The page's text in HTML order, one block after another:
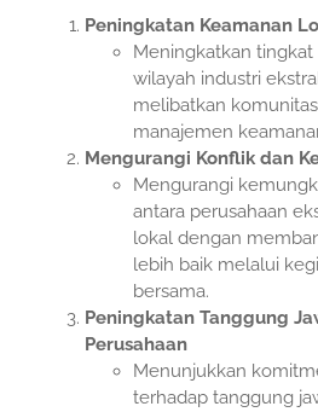
Peningkatan Keamanan
Meningkatkan
wilayah industri
melibatkan
manajemen
Mengurangi Konflik dan
Mengurangi
antara perusahaan
lokal dengan
lebih baik melalui
bersama.
Peningkatan Tanggung
Perusahaan
Menunjukkan
terhadap tanggung